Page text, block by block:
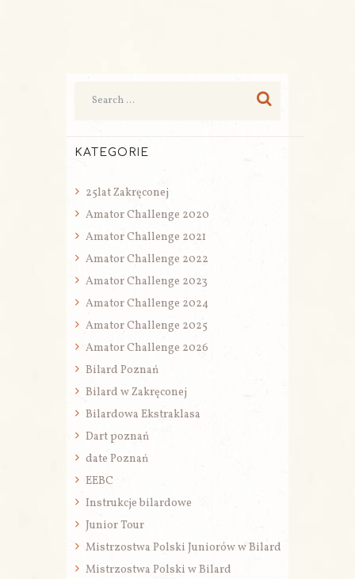
KATEGORIE
25lat Zakręconej
Amator Challenge 2020
Amator Challenge 2021
Amator Challenge 2022
Amator Challenge 2023
Amator Challenge 2024
Amator Challenge 2025
Amator Challenge 2026
Bilard Poznań
Bilard w Zakręconej
Bilardowa Ekstraklasa
Dart poznań
date Poznań
EEBC
Instrukcje bilardowe
Junior Tour
Mistrzostwa Polski Juniorów w Bilard
Mistrzostwa Polski w Bilard